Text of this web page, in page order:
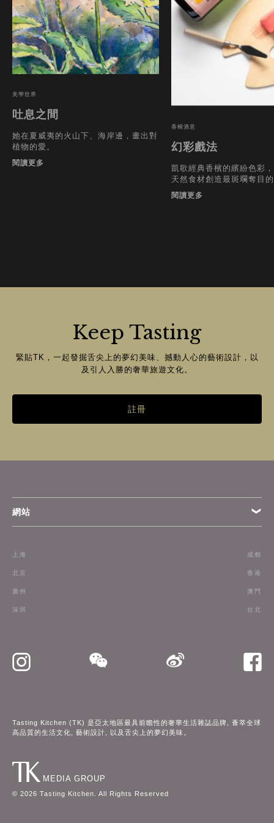
美學世界
吐息之間
她在夏威夷的火山下、海岸邊，畫出對
植物的愛。
閱讀更多
香檳酒意
幻彩戲法
凱歌經典香檳的繽紛色彩
天然食材創造最斑斕奪目
閱讀更多
Keep Tasting
緊貼TK，一起發掘舌尖上的夢幻美味、撼動人心的藝術設計，以
及引人入勝的奢華旅遊文化。
註冊
網站
訂閱
上海
北京
廣州
深圳
成都
香港
澳門
台北
Tasting Kitchen (TK) 是亞太地區最具前瞻性的奢華生活雜誌品牌, 薈萃全球
高品質的生活文化, 藝術設計, 以及舌尖上的夢幻美味。
MEDIA GROUP
© 2026 Tasting Kitchen. All Rights Reserved